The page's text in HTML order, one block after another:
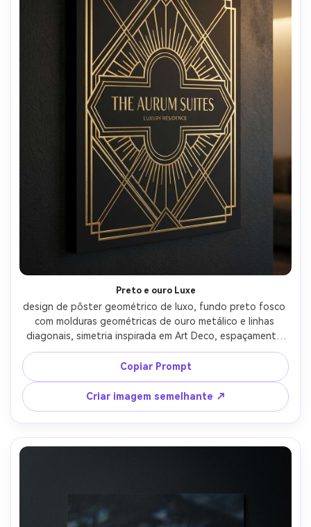
Preto e ouro Luxe
design de pôster geométrico de luxo, fundo preto fosco
com molduras geométricas de ouro metálico e linhas
diagonais, simetria inspirada em Art Deco, espaçamento
limpo, textura sutil em relevo, área de título elegante,
sensação de arte de parede de hotel boutique premium,
bordas vetoriais nítidas, iluminação cinematográfica
suave-AR 4:5
Copiar Prompt
Criar imagem semelhante ↗